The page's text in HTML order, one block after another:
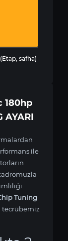
safha)
180hp
AYARI
ile
Tuning
tecrübemiz